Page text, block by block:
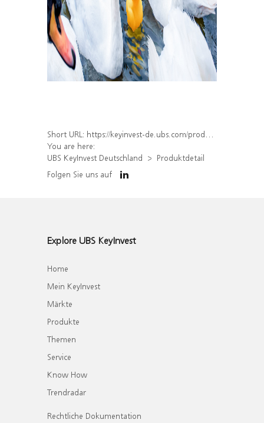
Short URL: https://keyinvest-de.ubs.com/produkt/detail/index/isin/DE000WA8SLS5
You are here:
UBS KeyInvest Deutschland
Produktdetail
Folgen Sie uns auf
Explore UBS KeyInvest
Home
Mein KeyInvest
Märkte
Produkte
Themen
Service
Know How
Trendradar
Rechtliche Dokumentation